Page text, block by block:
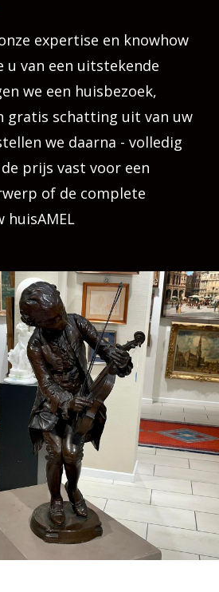
expertise en knowhow
u van een uitstekende
we een huisbezoek,
gratis schatting uit van uw
we daarna - volledig
prijs vast voor een
of de complete
huisAMEL